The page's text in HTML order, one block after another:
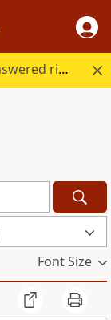
Every question Bible study raises, answered right here.
Font Size